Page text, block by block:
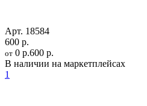
Арт. 18584
600 р.
от 0 р.600 р.
В наличии на маркетплейсах
1